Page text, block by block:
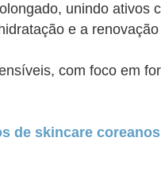
unindo ativos
e a renovação
com foco em
de skincare coreanos